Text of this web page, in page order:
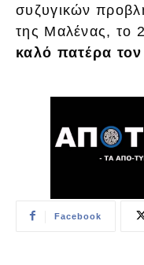
συζυγικών
της Μαλένας, το
καλό πατέρα
Facebook